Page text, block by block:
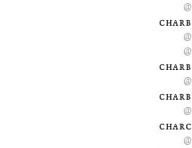
@
@
@
@
@
@